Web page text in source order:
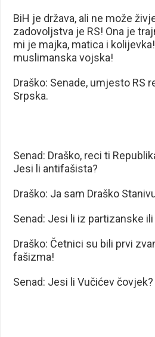
BiH je država, ali ne može
zadovoljstva je RS! Ona je
mi je majka, matica i
muslimanska vojska!
Draško: Senade, umjesto RS
Srpska.
Senad: Draško, reci ti
Jesi li antifašista?
Draško: Ja sam Draško
Senad: Jesi li iz partizanske
Draško: Četnici su bili prvi
fašizma!
Senad: Jesi li Vučićev čovjek?